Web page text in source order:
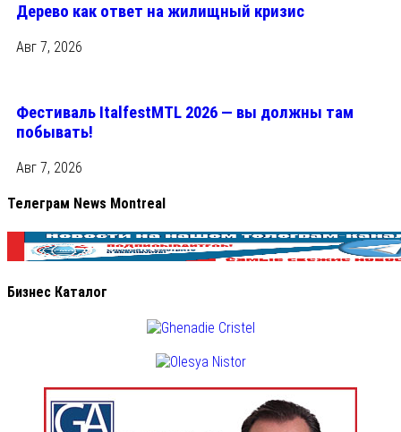
Дерево как ответ на жилищный кризис
Авг 7, 2026
Фестиваль ItalfestMTL 2026 — вы должны там
побывать!
Авг 7, 2026
Телеграм News Montreal
Бизнес Каталог